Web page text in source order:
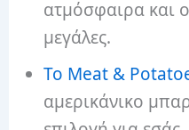
ατμόσφαιρα και
μεγάλες.
Το Meat &
αμερικάνικο